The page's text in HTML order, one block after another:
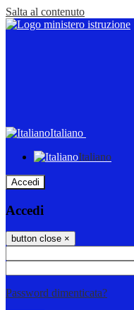
Salta al contenuto
Italiano
Italiano
Accedi
Accedi
button close ×
Password dimenticata?